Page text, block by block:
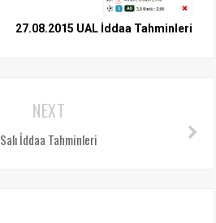
27.08.2015 UAL İddaa Tahminleri
NEXT
Salı İddaa Tahminleri